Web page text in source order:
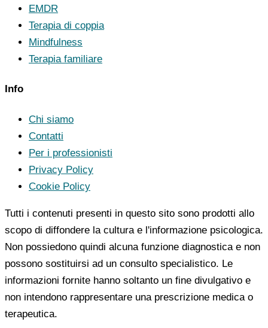
EMDR
Terapia di coppia
Mindfulness
Terapia familiare
Info
Chi siamo
Contatti
Per i professionisti
Privacy Policy
Cookie Policy
Tutti i contenuti presenti in questo sito sono prodotti allo
scopo di diffondere la cultura e l'informazione psicologica.
Non possiedono quindi alcuna funzione diagnostica e non
possono sostituirsi ad un consulto specialistico. Le
informazioni fornite hanno soltanto un fine divulgativo e
non intendono rappresentare una prescrizione medica o
terapeutica.